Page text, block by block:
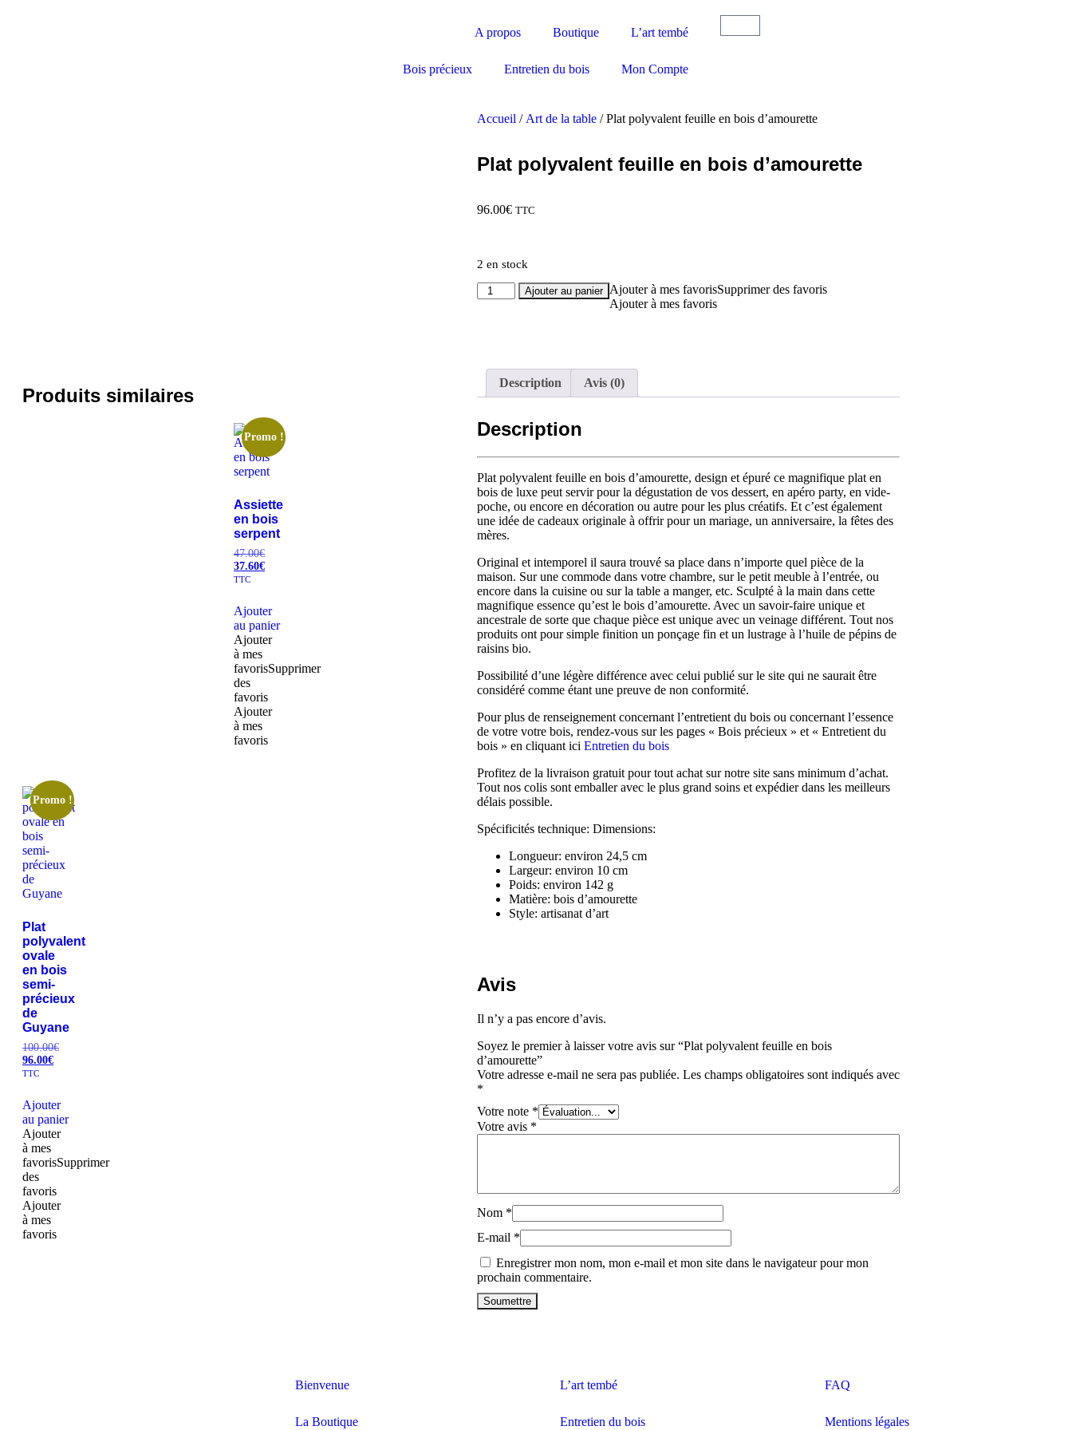
A propos Boutique L’art tembé
Bois précieux Entretien du bois Mon Compte
Accueil / Art de la table / Plat polyvalent feuille en bois d’amourette
Plat polyvalent feuille en bois d’amourette
96.00€ TTC
2 en stock
Ajouter au panier Ajouter à mes favorisSupprimer des favoris
Ajouter à mes favoris
Produits similaires
Promo !
Assiette
en bois
serpent
47.00€
37.60€
TTC
Ajouter
au panier
Ajouter
à mes
favorisSupprimer
des
favoris
Ajouter
à mes
favoris
Promo !
Plat
polyvalent
ovale
en bois
semi-
précieux
de
Guyane
100.00€
96.00€
TTC
Ajouter
au panier
Ajouter
à mes
favorisSupprimer
des
favoris
Ajouter
à mes
favoris
Description Avis (0)
Description
Plat polyvalent feuille en bois d’amourette, design et épuré ce magnifique plat en
bois de luxe peut servir pour la dégustation de vos dessert, en apéro party, en vide-
poche, ou encore en décoration ou autre pour les plus créatifs. Et c’est également
une idée de cadeaux originale à offrir pour un mariage, un anniversaire, la fêtes des
mères.
Original et intemporel il saura trouvé sa place dans n’importe quel pièce de la
maison. Sur une commode dans votre chambre, sur le petit meuble à l’entrée, ou
encore dans la cuisine ou sur la table a manger, etc. Sculpté à la main dans cette
magnifique essence qu’est le bois d’amourette. Avec un savoir-faire unique et
ancestrale de sorte que chaque pièce est unique avec un veinage différent. Tout nos
produits ont pour simple finition un ponçage fin et un lustrage à l’huile de pépins de
raisins bio.
Possibilité d’une légère différence avec celui publié sur le site qui ne saurait être
considéré comme étant une preuve de non conformité.
Pour plus de renseignement concernant l’entretient du bois ou concernant l’essence
de votre votre bois, rendez-vous sur les pages « Bois précieux » et « Entretient du
bois » en cliquant ici Entretien du bois
Profitez de la livraison gratuit pour tout achat sur notre site sans minimum d’achat.
Tout nos colis sont emballer avec le plus grand soins et expédier dans les meilleurs
délais possible.
Spécificités technique: Dimensions:
Longueur: environ 24,5 cm
Largeur: environ 10 cm
Poids: environ 142 g
Matière: bois d’amourette
Style: artisanat d’art
Avis
Il n’y a pas encore d’avis.
Soyez le premier à laisser votre avis sur “Plat polyvalent feuille en bois
d’amourette”
Votre adresse e-mail ne sera pas publiée. Les champs obligatoires sont indiqués avec
*
Votre note *
Votre avis *
Nom *
E-mail *
Enregistrer mon nom, mon e-mail et mon site dans le navigateur pour mon
prochain commentaire.
Bienvenue
La Boutique
L’art tembé
Entretien du bois
FAQ
Mentions légales